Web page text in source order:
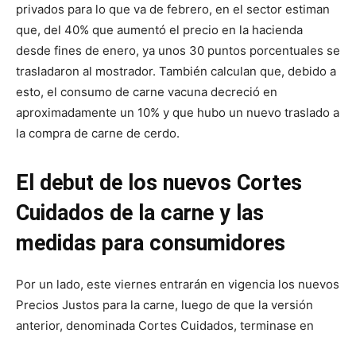
privados para lo que va de febrero, en el sector estiman
que, del 40% que aumentó el precio en la hacienda
desde fines de enero, ya unos 30 puntos porcentuales se
trasladaron al mostrador. También calculan que, debido a
esto, el consumo de carne vacuna decreció en
aproximadamente un 10% y que hubo un nuevo traslado a
la compra de carne de cerdo.
El debut de los nuevos Cortes
Cuidados de la carne y las
medidas para consumidores
Por un lado, este viernes entrarán en vigencia los nuevos
Precios Justos para la carne, luego de que la versión
anterior, denominada Cortes Cuidados, terminase en